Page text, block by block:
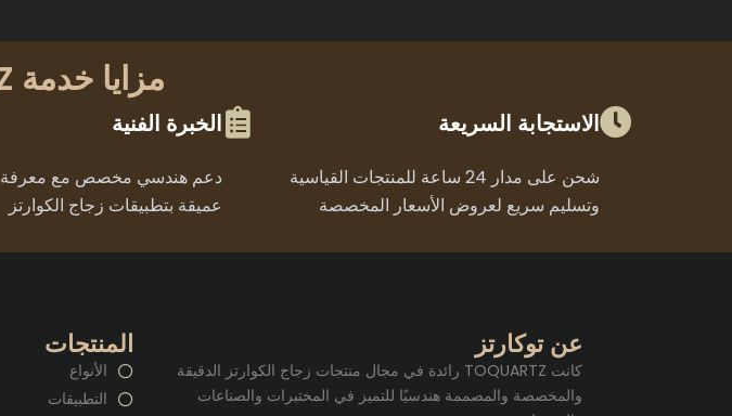
مزايا خدمة TOQUARTZ
الاستجابة السريعة
شحن على مدار 24 ساعة للمنتجات القياسية
وتسليم سريع لعروض الأسعار المخصصة
الخبرة الفنية
دعم هندسي مخصص مع معرفة
عميقة بتطبيقات زجاج الكوارتز
عن توكارتز
كانت TOQUARTZ رائدة في مجال منتجات زجاج الكوارتز الدقيقة
والمخصصة والمصممة هندسيًا للتميز في المختبرات والصناعات
المنتجات
الأنواع
التطبيقات